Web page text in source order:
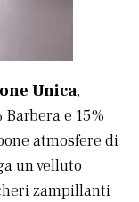
Unica,
e 15%
atmosfere di
un velluto
zampillanti